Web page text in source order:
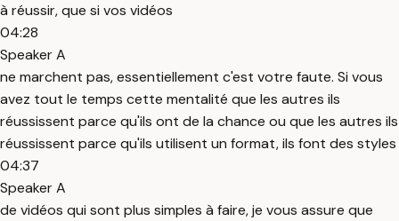
à réussir, que si vos vidéos
04:28
Speaker A
ne marchent pas, essentiellement c'est votre faute. Si vous
avez tout le temps cette mentalité que les autres ils
réussissent parce qu'ils ont de la chance ou que les autres ils
réussissent parce qu'ils utilisent un format, ils font des styles
04:37
Speaker A
de vidéos qui sont plus simples à faire, je vous assure que